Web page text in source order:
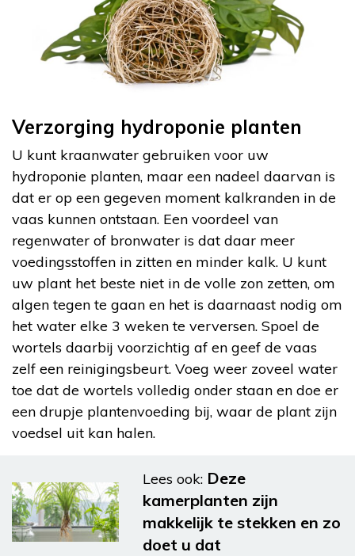
Verzorging hydroponie planten
U kunt kraanwater gebruiken voor uw
hydroponie planten, maar een nadeel daarvan is
dat er op een gegeven moment kalkranden in de
vaas kunnen ontstaan. Een voordeel van
regenwater of bronwater is dat daar meer
voedingsstoffen in zitten en minder kalk. U kunt
uw plant het beste niet in de volle zon zetten, om
algen tegen te gaan en het is daarnaast nodig om
het water elke 3 weken te verversen. Spoel de
wortels daarbij voorzichtig af en geef de vaas
zelf een reinigingsbeurt. Voeg weer zoveel water
toe dat de wortels volledig onder staan en doe er
een drupje plantenvoeding bij, waar de plant zijn
voedsel uit kan halen.
Lees ook: Deze
kamerplanten zijn
makkelijk te stekken en zo
doet u dat